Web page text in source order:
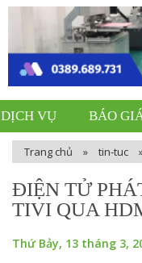
DỊCH VỤ BÁO
Trang chủ » tin-tuc
ĐIỆN TỬ
TIVI QUA
Thứ Bảy, 13 tháng 3,